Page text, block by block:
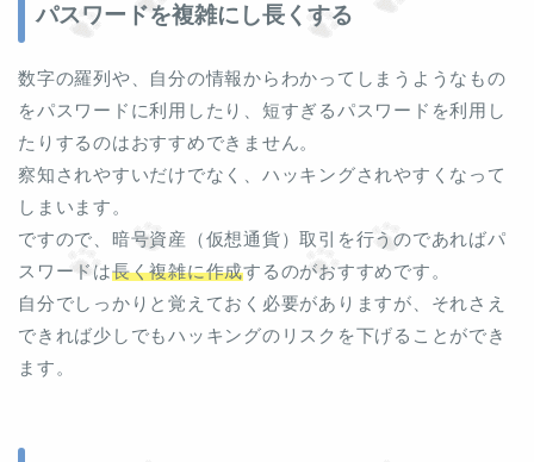
パスワードを複雑にし長くする
数字の羅列や、自分の情報からわかってしまうようなもの
をパスワードに利用したり、短すぎるパスワードを利用し
たりするのはおすすめできません。
察知されやすいだけでなく、ハッキングされやすくなって
しまいます。
ですので、暗号資産（仮想通貨）取引を行うのであればパ
スワードは長く複雑に作成するのがおすすめです。
自分でしっかりと覚えておく必要がありますが、それさえ
できれば少しでもハッキングのリスクを下げることができ
ます。